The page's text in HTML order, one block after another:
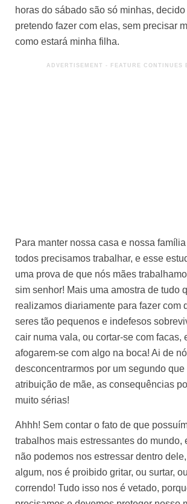
horas do sábado são só minhas,
pretendo fazer com elas, sem precisar
como estará minha filha.
Para manter nossa casa e nossa
todos precisamos trabalhar, e esse
uma prova de que nós mães
sim senhor! Mais uma amostra de tudo
realizamos diariamente para fazer com
seres tão pequenos e indefesos
cair numa vala, ou cortar-se com facas,
afogarem-se com algo na boca! Ai de
desconcentrarmos por um segundo
atribuição de mãe, as consequências
muito sérias!
Ahhh! Sem contar o fato de que
trabalhos mais estressantes do mundo,
não podemos nos estressar dentro
algum, nos é proibido gritar, ou surtar,
correndo! Tudo isso nos é vetado,